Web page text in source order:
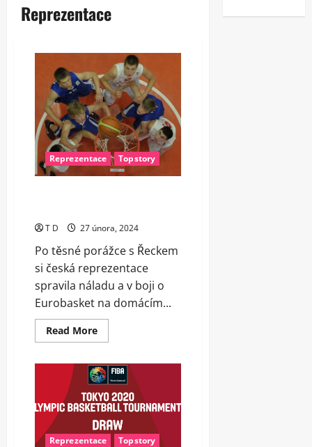
Reprezentace
Reprezentace Topstory
T D 27 února, 2024
Po těsné porážce s Řeckem
si česká reprezentace
spravila náladu a v boji o
Eurobasket na domácím...
Read MoreRead
more
basketbalisté
v
kvalifikaci
o
Evropu
zdolali
Velkou
Británii
Reprezentace Topstory